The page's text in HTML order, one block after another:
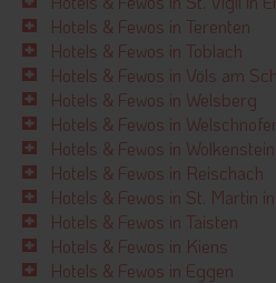
Hotels & Fewos in Terenten
Hotels & Fewos in Toblach
Hotels & Fewos in Völs am
Hotels & Fewos in Welsberg
Hotels & Fewos in
Hotels & Fewos in Wolkenstein
Hotels & Fewos in Reischach
Hotels & Fewos in St. Martin
Hotels & Fewos in Taisten
Hotels & Fewos in Kiens
Hotels & Fewos in Eggen